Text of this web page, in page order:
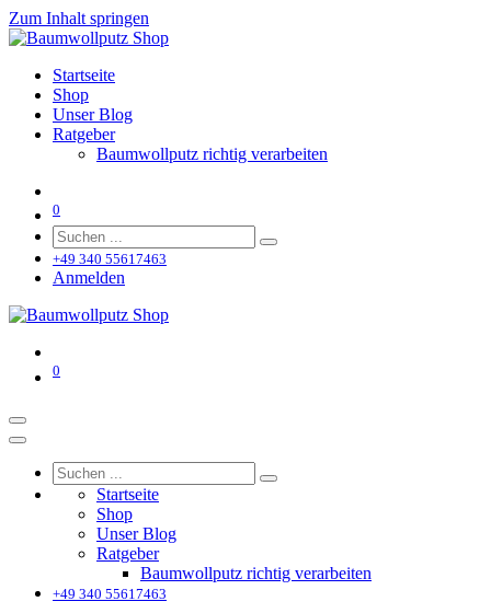
Zum Inhalt springen
Startseite
Shop
Unser Blog
Ratgeber
Baumwollputz richtig verarbeiten
0
+49 340 55617463
Anmelden
0
Startseite
Shop
Unser Blog
Ratgeber
Baumwollputz richtig verarbeiten
+49 340 55617463